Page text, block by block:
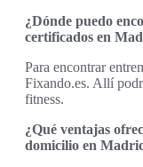
¿Dónde puedo
certificados en
Para encontrar
Fixando.es. Allí
fitness.
¿Qué ventajas
domicilio en